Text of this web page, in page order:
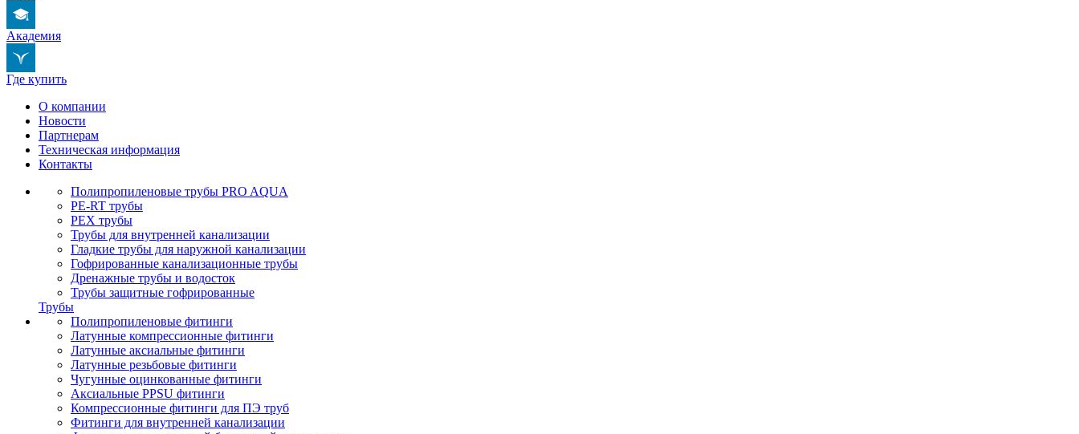
Академия
Где купить
О компании
Новости
Партнерам
Техническая информация
Контакты
Полипропиленовые трубы PRO AQUA
PE-RT трубы
PEX трубы
Трубы для внутренней канализации
Гладкие трубы для наружной канализации
Гофрированные канализационные трубы
Дренажные трубы и водосток
Трубы защитные гофрированные
Трубы
Полипропиленовые фитинги
Латунные компрессионные фитинги
Латунные аксиальные фитинги
Латунные резьбовые фитинги
Чугунные оцинкованные фитинги
Аксиальные PPSU фитинги
Компрессионные фитинги для ПЭ труб
Фитинги для внутренней канализации